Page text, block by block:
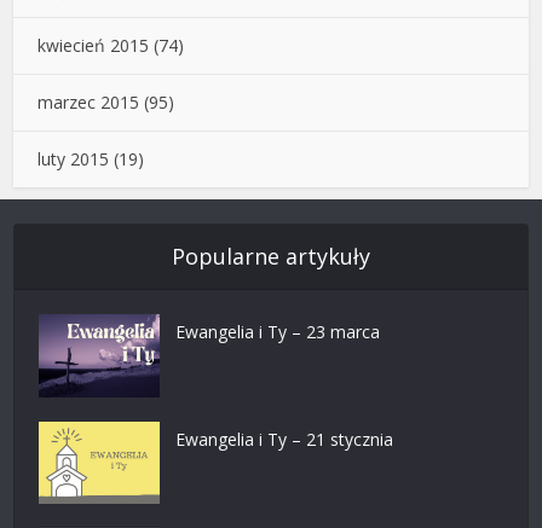
kwiecień 2015 (74)
marzec 2015 (95)
luty 2015 (19)
Popularne artykuły
Ewangelia i Ty – 23 marca
Ewangelia i Ty – 21 stycznia